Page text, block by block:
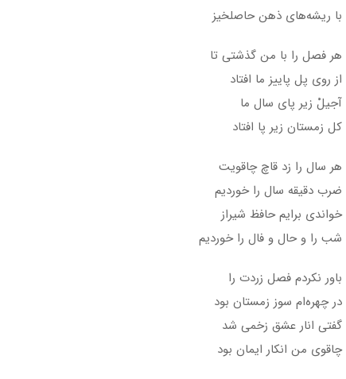
با ریشه‌های ذهن حاصلخیز
هر فصل را با من گذشتی تا
از روی پل پاییز ما افتاد
آجیلْ زیر پای سال ما
کل زمستان زیر پا افتاد
هر سال را زد قاچ چاقویت
ضرب دقیقه سال را خوردیم
خواندی برایم حافظ شیراز
شب را و حال و فال را خوردیم
باور نکردم فصل زردت را
در چهره‌ام سوز زمستان بود
گفتی انار عشق زخمی شد
چاقوی من انکار ایمان بود